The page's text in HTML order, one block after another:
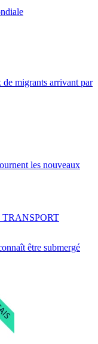
de migrants arrivant par
les nouveaux
être submergé